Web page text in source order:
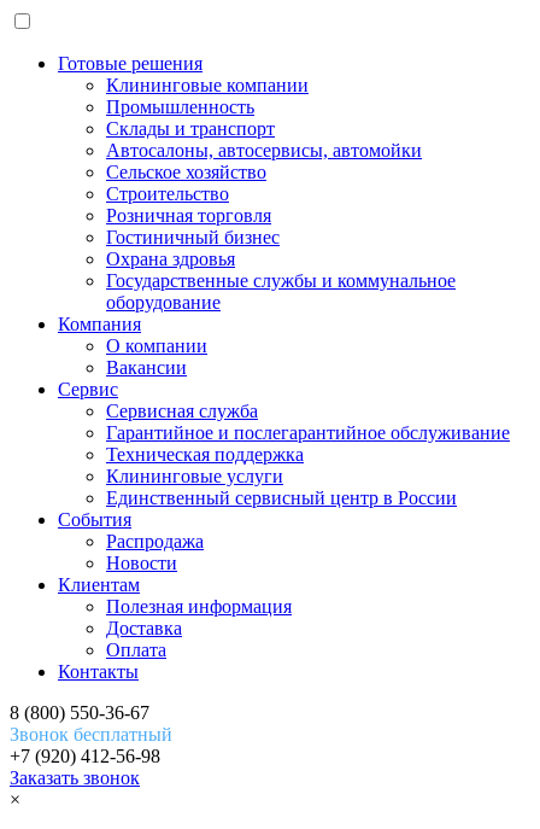
Готовые решения
Клининговые компании
Промышленность
Склады и транспорт
Автосалоны, автосервисы, автомойки
Сельское хозяйство
Строительство
Розничная торговля
Гостиничный бизнес
Охрана здровья
Государственные службы и коммунальное
оборудование
Компания
О компании
Вакансии
Сервис
Сервисная служба
Гарантийное и послегарантийное обслуживание
Техническая поддержка
Клининговые услуги
Единственный сервисный центр в России
События
Распродажа
Новости
Клиентам
Полезная информация
Доставка
Оплата
Контакты
8 (800) 550-36-67
Звонок бесплатный
+7 (920) 412-56-98
Заказать звонок
×